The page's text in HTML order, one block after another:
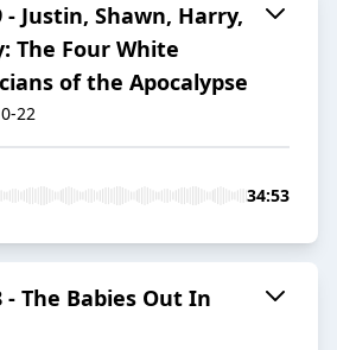
- Justin, Shawn, Harry,
The Four White
of the Apocalypse
22
34:53
- The Babies Out In